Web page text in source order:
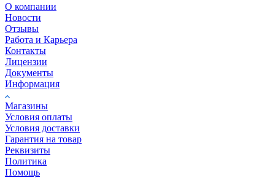
О компании
Новости
Отзывы
Работа и Карьера
Контакты
Лицензии
Документы
Информация
Магазины
Условия оплаты
Условия доставки
Гарантия на товар
Реквизиты
Политика
Помощь